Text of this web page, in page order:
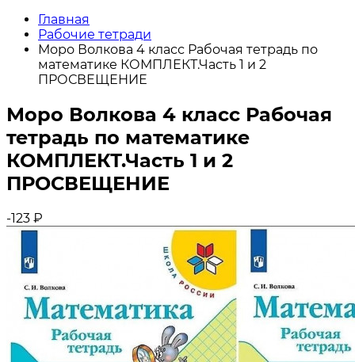
Главная
Рабочие тетради
Моро Волкова 4 класс Рабочая тетрадь по
математике КОМПЛЕКТ.Часть 1 и 2
ПРОСВЕЩЕНИЕ
Моро Волкова 4 класс Рабочая
тетрадь по математике
КОМПЛЕКТ.Часть 1 и 2
ПРОСВЕЩЕНИЕ
-123 ₽